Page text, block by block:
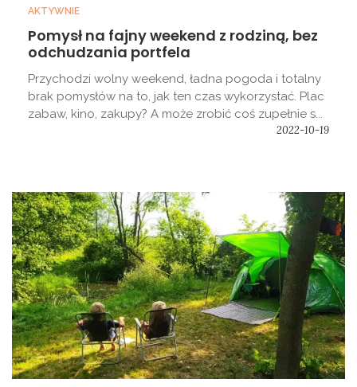
AKTYWNIE
Pomysł na fajny weekend z rodziną, bez
odchudzania portfela
Przychodzi wolny weekend, ładna pogoda i totalny
brak pomysłów na to, jak ten czas wykorzystać. Plac
zabaw, kino, zakupy? A może zrobić coś zupełnie s...
2022-10-19